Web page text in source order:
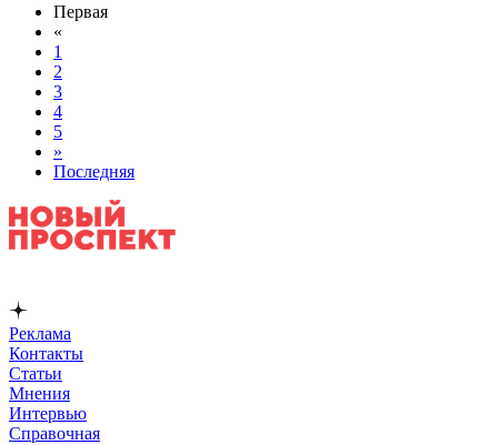
Первая
«
1
2
3
4
5
»
Последняя
Реклама
Контакты
Статьи
Мнения
Интервью
Справочная